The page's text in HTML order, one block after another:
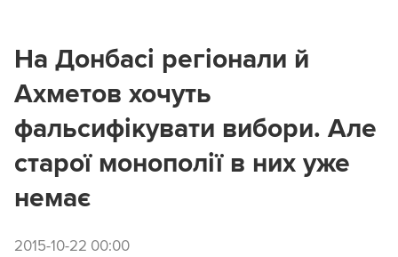
На Донбасі регіонали й
Ахметов хочуть
фальсифікувати вибори. Але
старої монополії в них уже
немає
2015-10-22 00:00